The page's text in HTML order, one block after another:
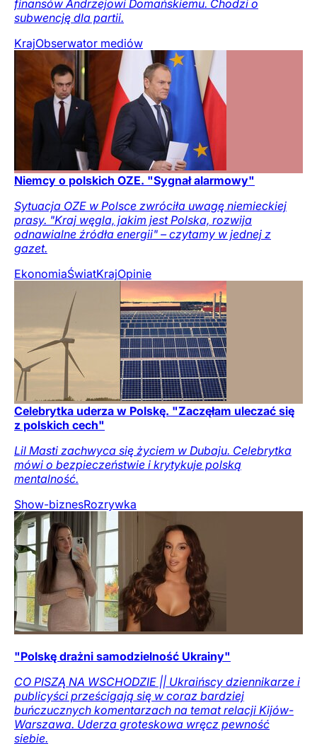
finansów Andrzejowi Domańskiemu. Chodzi o
subwencję dla partii.
KrajObserwator mediów
Niemcy o polskich OZE. "Sygnał alarmowy"
Sytuacja OZE w Polsce zwróciła uwagę niemieckiej
prasy. "Kraj węgla, jakim jest Polska, rozwija
odnawialne źródła energii" – czytamy w jednej z
gazet.
EkonomiaŚwiatKrajOpinie
Celebrytka uderza w Polskę. "Zaczęłam uleczać się
z polskich cech"
Lil Masti zachwyca się życiem w Dubaju. Celebrytka
mówi o bezpieczeństwie i krytykuje polską
mentalność.
Show-biznesRozrywka
"Polskę drażni samodzielność Ukrainy"
CO PISZĄ NA WSCHODZIE || Ukraińscy dziennikarze i
publicyści prześcigają się w coraz bardziej
buńczucznych komentarzach na temat relacji Kijów-
Warszawa. Uderza groteskowa wręcz pewność
siebie.